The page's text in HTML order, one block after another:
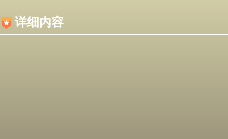
详细内容